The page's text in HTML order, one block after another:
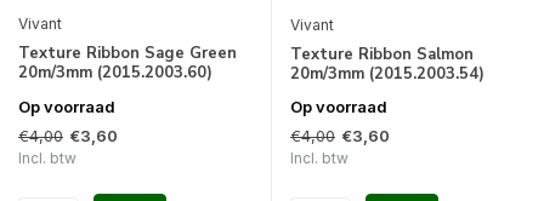
Vivant
Texture Ribbon Sage Green
20m/3mm (2015.2003.60)
Op voorraad
€4,00 €3,60
Incl. btw
Vivant
Texture Ribbon Salmon
20m/3mm (2015.2003.54)
Op voorraad
€4,00 €3,60
Incl. btw